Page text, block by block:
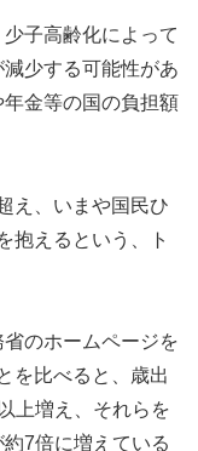
子高齢化によって
少する可能性があ
金等の国の負担額
え、いまや国民ひ
抱えるという、ト
のホームページを
を比べると、歳出
上増え、それらを
7倍に増えている